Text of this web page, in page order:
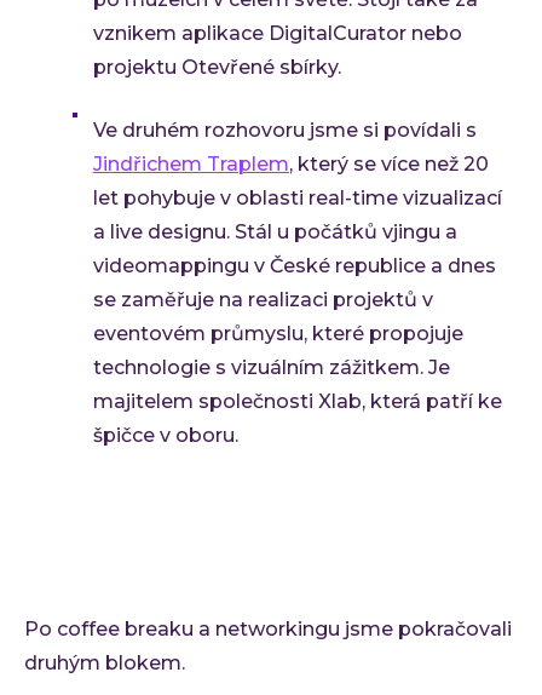
vznikem aplikace DigitalCurator nebo
projektu Otevřené sbírky.
Ve druhém rozhovoru jsme si povídali s
Jindřichem Traplem, který se více než 20
let pohybuje v oblasti real-time vizualizací
a live designu. Stál u počátků vjingu a
videomappingu v České republice a dnes
se zaměřuje na realizaci projektů v
eventovém průmyslu, které propojuje
technologie s vizuálním zážitkem. Je
majitelem společnosti Xlab, která patří ke
špičce v oboru.
Po coffee breaku a networkingu jsme pokračovali
druhým blokem.